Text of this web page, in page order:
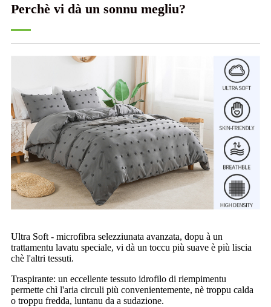
Perchè vi dà un sonnu megliu?
Ultra Soft - microfibra selezziunata avanzata, dopu à un
trattamentu lavatu speciale, vi dà un toccu più suave è più liscia
chè l'altri tessuti.
Traspirante: un eccellente tessuto idrofilo di riempimentu
permette chì l'aria circuli più convenientemente, nè troppu calda
o troppu fredda, luntanu da a sudazione.